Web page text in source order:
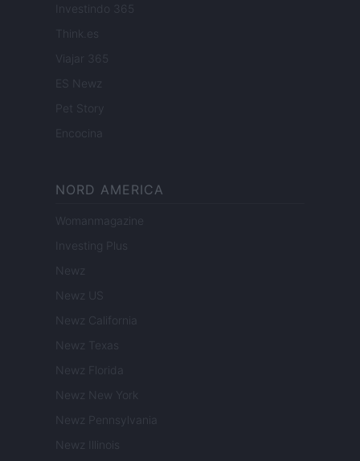
Investindo 365
Think.es
Viajar 365
ES Newz
Pet Story
Encocina
NORD AMERICA
Womanmagazine
Investing Plus
Newz
Newz US
Newz California
Newz Texas
Newz Florida
Newz New York
Newz Pennsylvania
Newz Illinois